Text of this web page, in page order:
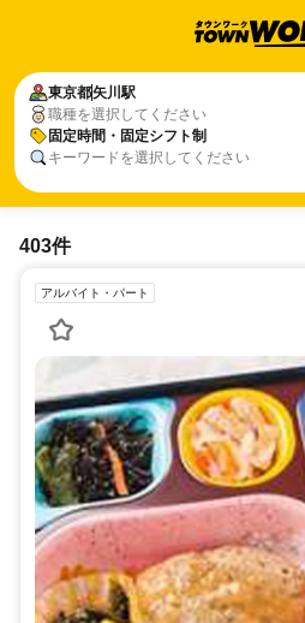
東京都矢川駅
職種を選択してください
固定時間・固定シフト制
キーワードを選択してください
403件
アルバイト・パート